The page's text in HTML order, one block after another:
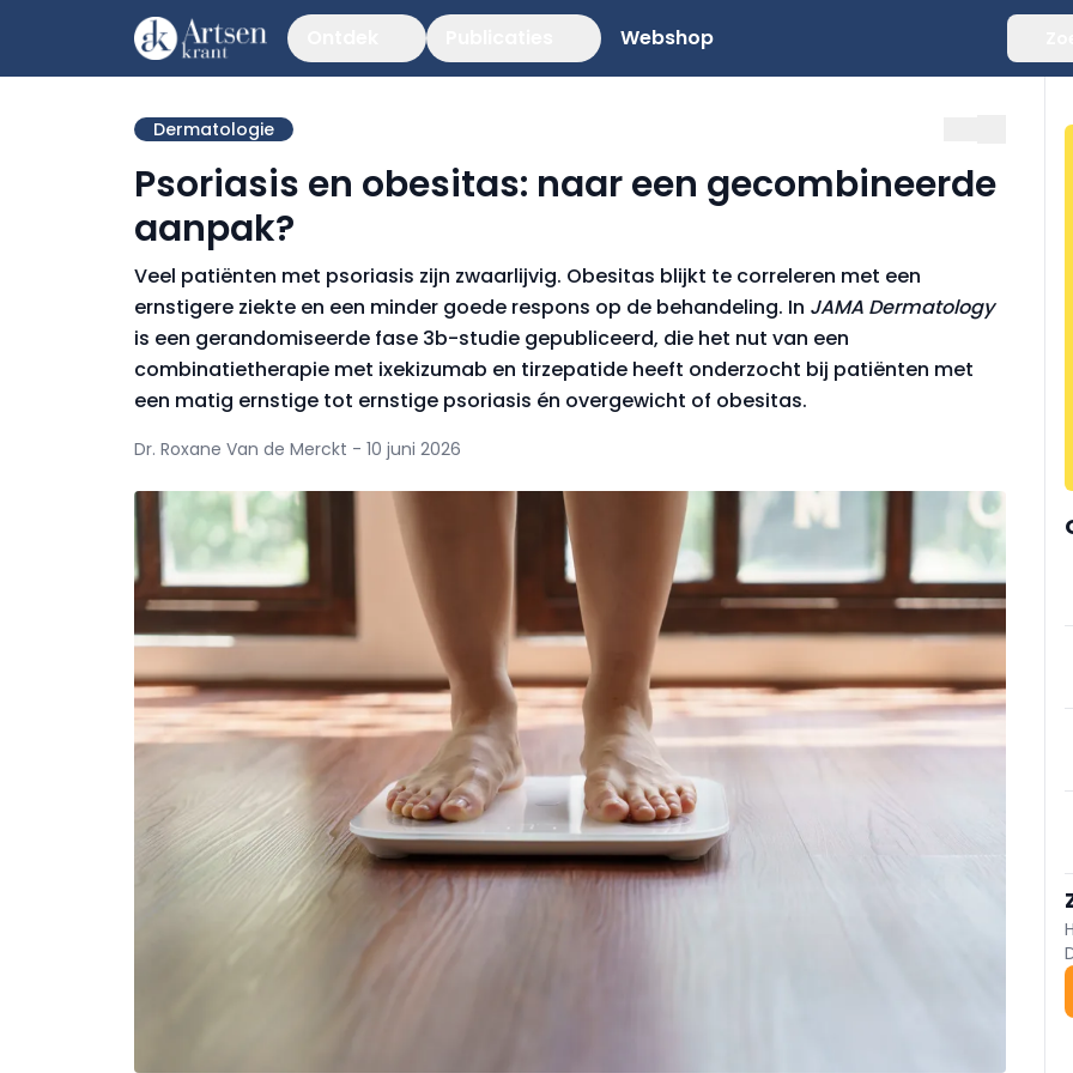
Webshop
Dermatologie
Psoriasis en obesitas: naar een gecombineerde
aanpak?
Veel patiënten met psoriasis zijn zwaarlijvig. Obesitas blijkt te correleren met een
ernstigere ziekte en een minder goede respons op de behandeling. In JAMA Dermatology
is een gerandomiseerde fase 3b-studie gepubliceerd, die het nut van een
combinatietherapie met ixekizumab en tirzepatide heeft onderzocht bij patiënten met
een matig ernstige tot ernstige psoriasis én overgewicht of obesitas.
Dr. Roxane Van de Merckt - 10 juni 2026